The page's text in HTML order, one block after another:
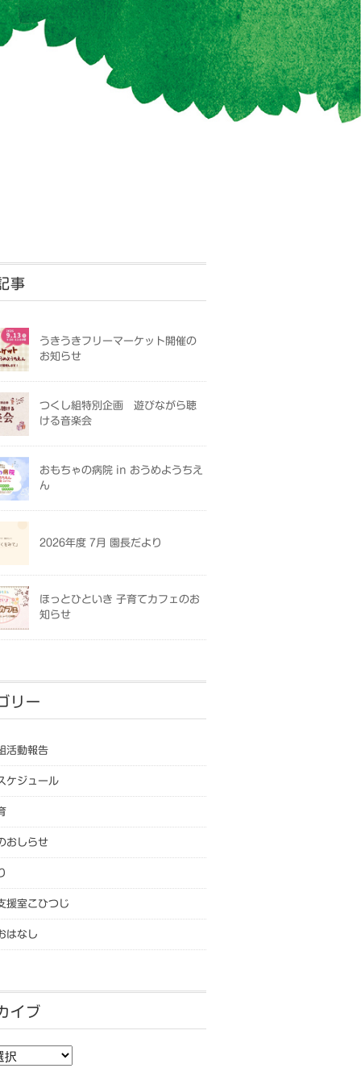
事
うきうきフリーマーケット開催の
お知らせ
つくし組特別企画 遊びながら聴
ける音楽会
おもちゃの病院 in おうめようちえ
ん
2026年度 7月 園長だより
ほっとひといき 子育てカフェのお
知らせ
リー
活動報告
ケジュール
おしらせ
援室こひつじ
はなし
イブ
ブ